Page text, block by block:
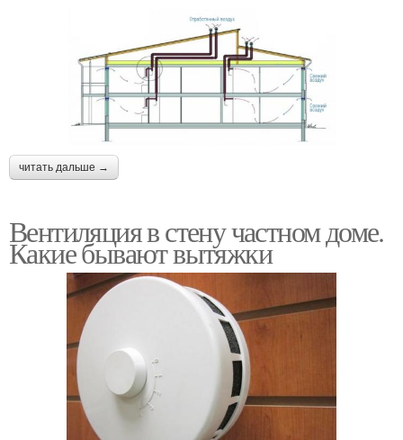
читать дальше →
Вентиляция в стену частном доме.
Какие бывают вытяжки